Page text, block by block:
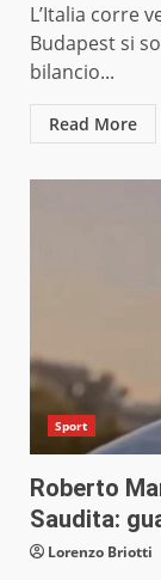
L’Italia corre
Budapest si
bilancio...
Read More
Sport
Roberto
Saudita:
Lorenzo Briotti